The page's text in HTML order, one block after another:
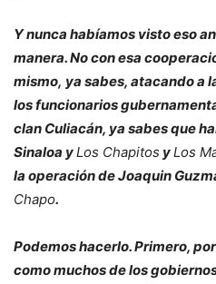
Y nunca habíamos visto eso
manera. No con esa
mismo, ya sabes, atacando a
los funcionarios
clan Culiacán, ya sabes que
Sinaloa yLos Chapitos yLos
la operación de Joaquin
Chapo.
Podemos hacerlo. Primero,
como muchos de los